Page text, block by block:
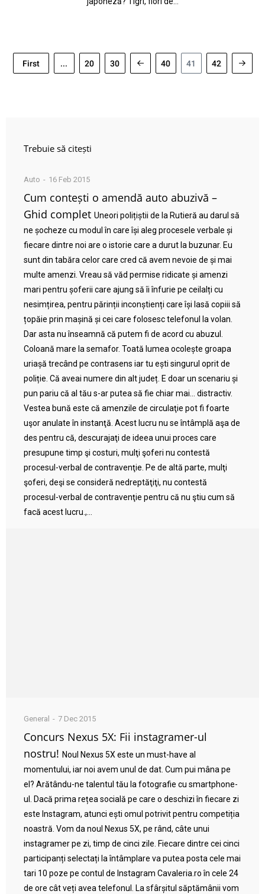
First ... 20 30 40 41 42
Trebuie să citești
Auto 16 Feb 2015
Cum contești o amendă auto abuzivă –
Ghid complet Uneori polițiștii de la Rutieră au darul să
ne șocheze cu modul în care își aleg procesele verbale și
fiecare dintre noi are o istorie care a durut la buzunar. Eu
sunt din tabăra celor care cred că avem nevoie de și mai
multe amenzi. Vreau să văd permise ridicate și amenzi
mari pentru șoferii care ajung să îi înfurie pe ceilalți cu
nesimțirea, pentru părinții inconștienți care își lasă copiii să
țopăie prin mașină și cei care folosesc telefonul la volan.
Dar asta nu înseamnă că putem fi de acord cu abuzul.
Coloană mare la semafor. Toată lumea ocolește groapa
uriașă trecând pe contrasens iar tu ești singurul oprit de
poliție. Că aveai numere din alt județ. E doar un scenariu și
pun pariu că al tău s-ar putea să fie chiar mai… distractiv.
Vestea bună este că amenzile de circulaţie pot fi foarte
uşor anulate în instanţă. Acest lucru nu se întâmplă aşa de
des pentru că, descurajaţi de ideea unui proces care
presupune timp şi costuri, mulţi şoferi nu contestă
procesul-verbal de contravenţie. Pe de altă parte, mulţi
şoferi, deşi se consideră nedreptăţiţi, nu contestă
procesul-verbal de contravenţie pentru că nu ştiu cum să
facă acest lucru.,...
General 7 Dec 2015
Concurs Nexus 5X: Fii instagramer-ul
nostru! Noul Nexus 5X este un must-have al
momentului, iar noi avem unul de dat. Cum pui mâna pe
el? Arătându-ne talentul tău la fotografie cu smartphone-
ul. Dacă prima rețea socială pe care o deschizi în fiecare zi
este Instagram, atunci ești omul potrivit pentru competiția
noastră. Vom da noul Nexus 5X, pe rând, câte unui
instagramer pe zi, timp de cinci zile. Fiecare dintre cei cinci
participanți selectați la întâmplare va putea posta cele mai
tari 10 poze pe contul de Instagram Cavaleria.ro în cele 24
de ore cât veți avea telefonul. La sfârșitul săptămânii vom